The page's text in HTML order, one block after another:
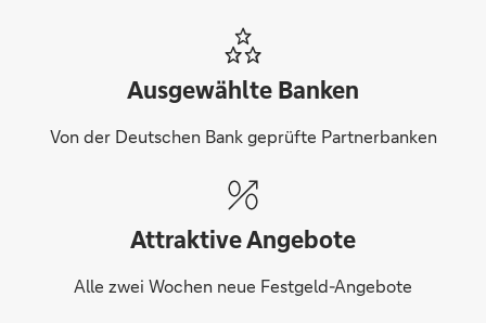
Ausgewählte Banken
Von der Deutschen Bank geprüfte Partnerbanken
Attraktive Angebote
Alle zwei Wochen neue Festgeld-Angebote